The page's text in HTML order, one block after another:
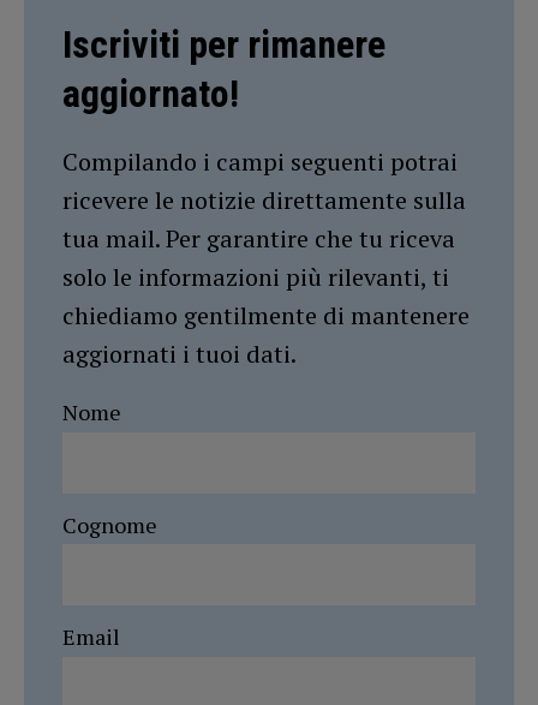
Iscriviti per rimanere
aggiornato!
Compilando i campi seguenti potrai
ricevere le notizie direttamente sulla
tua mail. Per garantire che tu riceva
solo le informazioni più rilevanti, ti
chiediamo gentilmente di mantenere
aggiornati i tuoi dati.
Nome
Cognome
Email